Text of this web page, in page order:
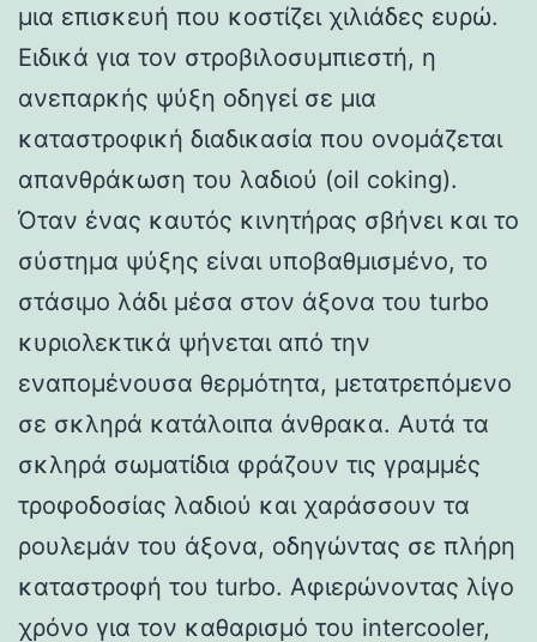
μια επισκευή που κοστίζει χιλιάδες ευρώ.
Ειδικά για τον στροβιλοσυμπιεστή, η
ανεπαρκής ψύξη οδηγεί σε μια
καταστροφική διαδικασία που ονομάζεται
απανθράκωση του λαδιού (oil coking).
Όταν ένας καυτός κινητήρας σβήνει και το
σύστημα ψύξης είναι υποβαθμισμένο, το
στάσιμο λάδι μέσα στον άξονα του turbo
κυριολεκτικά ψήνεται από την
εναπομένουσα θερμότητα, μετατρεπόμενο
σε σκληρά κατάλοιπα άνθρακα. Αυτά τα
σκληρά σωματίδια φράζουν τις γραμμές
τροφοδοσίας λαδιού και χαράσσουν τα
ρουλεμάν του άξονα, οδηγώντας σε πλήρη
καταστροφή του turbo. Αφιερώνοντας λίγο
χρόνο για τον καθαρισμό του intercooler,